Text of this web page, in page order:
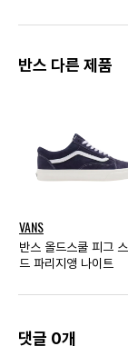
반스 다른 제품
VANS
반스 올드스쿨 피그 스
드 파리지앵 나이트
댓글 0개